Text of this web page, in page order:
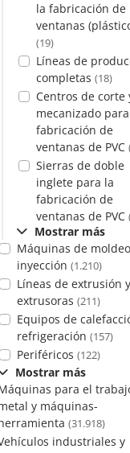
la fabricación de
ventanas
(19)
Líneas de
completas (18)
Centros de corte
mecanizado
fabricación de
ventanas de PVC
Sierras de doble
inglete para la
fabricación de
ventanas de PVC
Mostrar más
Máquinas de
inyección (1.210)
Líneas de extrusión y
extrusoras (211)
Equipos de
refrigeración (157)
Periféricos (122)
Mostrar más
para el
y máquinas-
(31.918)
industriales y